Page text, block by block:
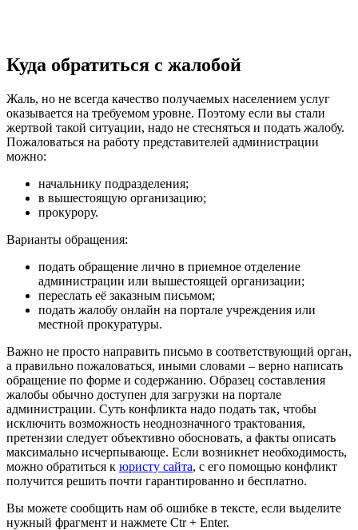
Куда обратиться с жалобой
Жаль, но не всегда качество получаемых населением услуг
оказывается на требуемом уровне. Поэтому если вы стали
жертвой такой ситуации, надо не стесняться и подать жалобу.
Пожаловаться на работу представителей администрации
можно:
начальнику подразделения;
в вышестоящую организацию;
прокурору.
Варианты обращения:
подать обращение лично в приемное отделение
администрации или вышестоящей организации;
переслать её заказным письмом;
подать жалобу онлайн на портале учреждения или
местной прокуратуры.
Важно не просто направить письмо в соответствующий орган,
а правильно пожаловаться, иными словами – верно написать
обращение по форме и содержанию. Образец составления
жалобы обычно доступен для загрузки на портале
администрации. Суть конфликта надо подать так, чтобы
исключить возможность неоднозначного трактования,
претензии следует объективно обосновать, а факты описать
максимально исчерпывающе. Если возникнет необходимость,
можно обратиться к юристу сайта, с его помощью конфликт
получится решить почти гарантированно и бесплатно.
Вы можете сообщить нам об ошибке в тексте, если выделите
нужный фрагмент и нажмете Ctr + Enter.